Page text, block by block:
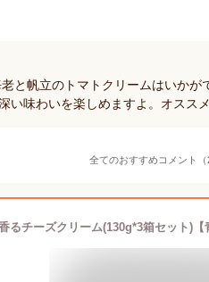
と帆立のトマトクリームはいか
い味わいを楽しめますよ。オススメ
全てのおすすめコメント（